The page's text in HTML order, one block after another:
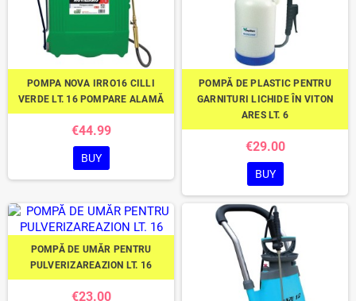
POMPA NOVA IRRO16 CILLI
VERDE LT. 16 POMPARE ALAMĂ
€44.99
BUY
POMPĂ DE PLASTIC PENTRU
GARNITURI LICHIDE ÎN VITON
ARES LT. 6
€29.00
BUY
POMPĂ DE UMĂR PENTRU
PULVERIZAREAZION LT. 16
€23.00